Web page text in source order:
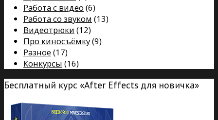
Работа с видео (6)
Работа со звуком (13)
Видеотрюки (12)
Про киносъёмку(9)
Разное(17)
Конкурсы (16)
Бесплатный курс «After Effects для новичка»